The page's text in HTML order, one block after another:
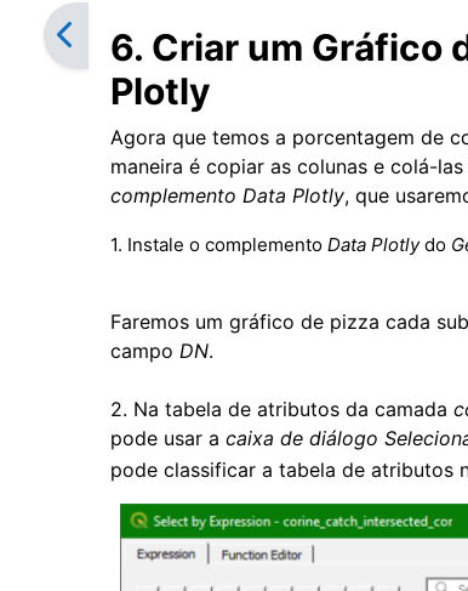
6. Criar um Gráfico
Plotly
Agora que temos a porcentagem de
maneira é copiar as colunas e colá-
complemento Data Plotly, que
1. Instale o complemento Data Plotlydo
Faremos um gráfico de pizza cada
campo DN.
2. Na tabela de atributos da camada
pode usar a caixa de diálogo
pode classificar a tabela de atributos